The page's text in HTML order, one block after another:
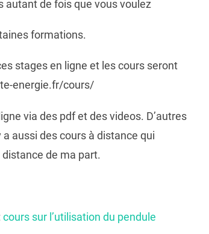
autant de fois que vous voulez
formations.
stages en ligne et les cours seront
energie.fr/cours/
via des pdf et des videos. D’autres
aussi des cours à distance qui
de ma part.
cours sur l’utilisation du pendule